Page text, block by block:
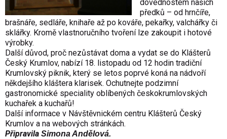
dovednostem našich
předků – od hrnčíře,
brašnáře, sedláře, knihaře až po kováře, pekařky, valchářky či
sklářky. Kromě vlastnoručního tvoření lze zakoupit i hotové
výrobky.
Další důvod, proč nezůstávat doma a vydat se do Klášterů
Český Krumlov, nabízí 18. listopadu od 12 hodin tradiční
Krumlovský piknik, který se letos poprvé koná na nádvoří
někdejšího kláštera klarisek. Ochutnejte podzimní
gastronomické speciality oblíbených českokrumlovských
kuchařek a kuchařů!
Další informace v Návštěvnickém centru Klášterů Český
Krumlov a na webových stránkách.
Připravila Simona Andělová.